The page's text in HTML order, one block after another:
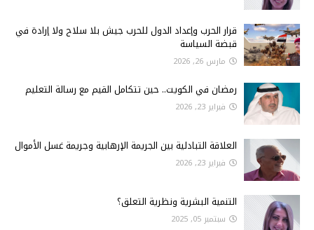
قرار الحرب وإعداد الدول للحرب جيش بلا سلاح ولا إرادة في
قبضة السياسة
مارس 26, 2026
رمضان في الكويت.. حين تتكامل القيم مع رسالة التعليم
فبراير 23, 2026
العلاقة التبادلية بين الجريمة الإرهابية وجريمة غسل الأموال
فبراير 23, 2026
التنمية البشرية ونظرية التعلق؟
سبتمبر 05, 2025